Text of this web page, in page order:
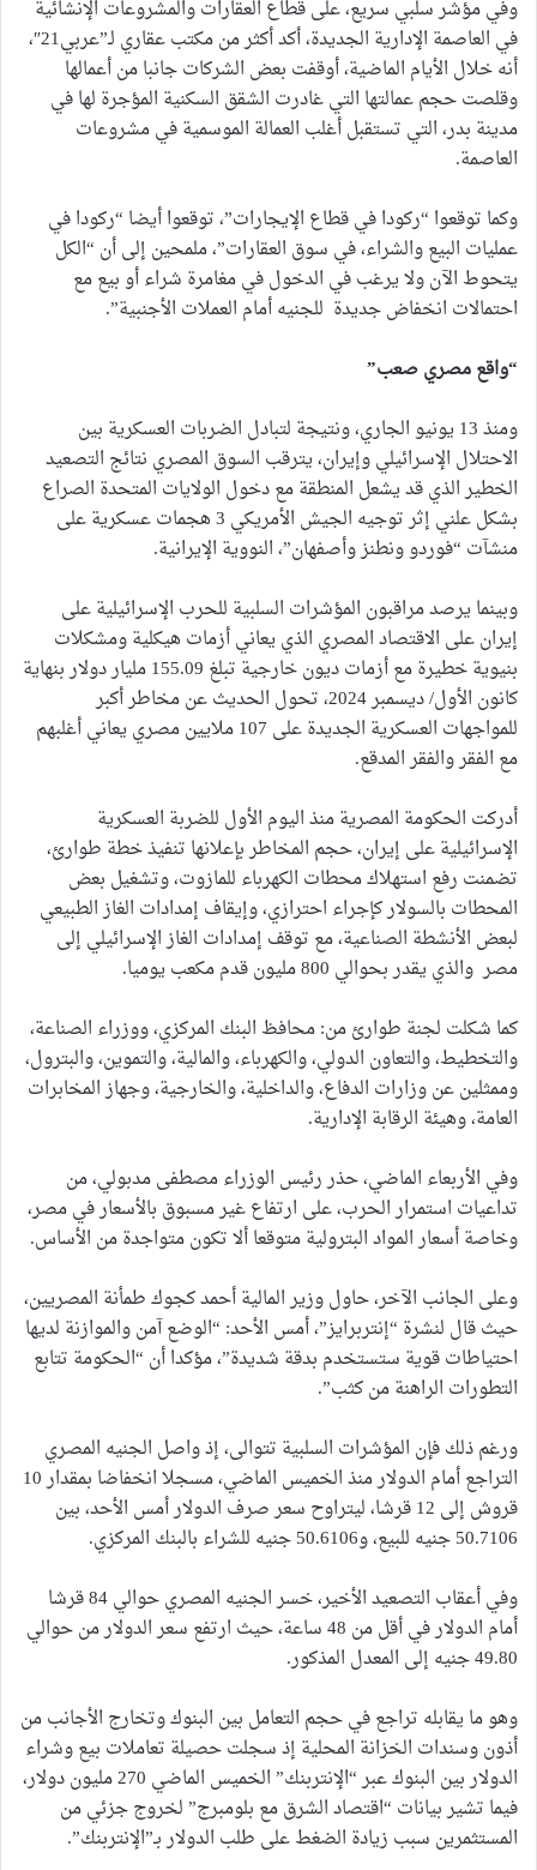
وفي مؤشر سلبي سريع، على قطاع العقارات والمشروعات الإنشائية
في العاصمة الإدارية الجديدة، أكد أكثر من مكتب عقاري لـ”عربي21″،
أنه خلال الأيام الماضية، أوقفت بعض الشركات جانبا من أعمالها
وقلصت حجم عمالتها التي غادرت الشقق السكنية المؤجرة لها في
مدينة بدر، التي تستقبل أغلب العمالة الموسمية في مشروعات
العاصمة.
وكما توقعوا “ركودا في قطاع الإيجارات”، توقعوا أيضا “ركودا في
عمليات البيع والشراء، في سوق العقارات”، ملمحين إلى أن “الكل
يتحوط الآن ولا يرغب في الدخول في مغامرة شراء أو بيع مع
احتمالات انخفاض جديدة للجنيه أمام العملات الأجنبية”.
“واقع مصري صعب”
ومنذ 13 يونيو الجاري، ونتيجة لتبادل الضربات العسكرية بين
الاحتلال الإسرائيلي وإيران، يترقب السوق المصري نتائج التصعيد
الخطير الذي قد يشعل المنطقة مع دخول الولايات المتحدة الصراع
بشكل علني إثر توجيه الجيش الأمريكي 3 هجمات عسكرية على
منشآت “فوردو ونطنز وأصفهان”، النووية الإيرانية.
وبينما يرصد مراقبون المؤشرات السلبية للحرب الإسرائيلية على
إيران على الاقتصاد المصري الذي يعاني أزمات هيكلية ومشكلات
بنيوية خطيرة مع أزمات ديون خارجية تبلغ 155.09 مليار دولار بنهاية
كانون الأول/ ديسمبر 2024، تحول الحديث عن مخاطر أكبر
للمواجهات العسكرية الجديدة على 107 ملايين مصري يعاني أغلبهم
مع الفقر والفقر المدقع.
أدركت الحكومة المصرية منذ اليوم الأول للضربة العسكرية
الإسرائيلية على إيران، حجم المخاطر بإعلانها تنفيذ خطة طوارئ،
تضمنت رفع استهلاك محطات الكهرباء للمازوت، وتشغيل بعض
المحطات بالسولار كإجراء احترازي، وإيقاف إمدادات الغاز الطبيعي
لبعض الأنشطة الصناعية، مع توقف إمدادات الغاز الإسرائيلي إلى
مصر والذي يقدر بحوالي 800 مليون قدم مكعب يوميا.
كما شكلت لجنة طوارئ من: محافظ البنك المركزي، ووزراء الصناعة،
والتخطيط، والتعاون الدولي، والكهرباء، والمالية، والتموين، والبترول،
وممثلين عن وزارات الدفاع، والداخلية، والخارجية، وجهاز المخابرات
العامة، وهيئة الرقابة الإدارية.
وفي الأربعاء الماضي، حذر رئيس الوزراء مصطفى مدبولي، من
تداعيات استمرار الحرب، على ارتفاع غير مسبوق بالأسعار في مصر،
وخاصة أسعار المواد البترولية متوقعا ألا تكون متواجدة من الأساس.
وعلى الجانب الآخر، حاول وزير المالية أحمد كجوك طمأنة المصريين،
حيث قال لنشرة “إنتربرايز”، أمس الأحد: “الوضع آمن والموازنة لديها
احتياطات قوية ستستخدم بدقة شديدة”، مؤكدا أن “الحكومة تتابع
التطورات الراهنة من كثب”.
ورغم ذلك فإن المؤشرات السلبية تتوالى، إذ واصل الجنيه المصري
التراجع أمام الدولار منذ الخميس الماضي، مسجلا انخفاضا بمقدار 10
قروش إلى 12 قرشا، ليتراوح سعر صرف الدولار أمس الأحد، بين
50.7106 جنيه للبيع، و50.6106 جنيه للشراء بالبنك المركزي.
وفي أعقاب التصعيد الأخير، خسر الجنيه المصري حوالي 84 قرشا
أمام الدولار في أقل من 48 ساعة، حيث ارتفع سعر الدولار من حوالي
49.80 جنيه إلى المعدل المذكور.
وهو ما يقابله تراجع في حجم التعامل بين البنوك وتخارج الأجانب من
أذون وسندات الخزانة المحلية إذ سجلت حصيلة تعاملات بيع وشراء
الدولار بين البنوك عبر “الإنتربنك” الخميس الماضي 270 مليون دولار،
فيما تشير بيانات “اقتصاد الشرق مع بلومبرج” لخروج جزئي من
المستثمرين سبب زيادة الضغط على طلب الدولار بـ”الإنتربنك”.